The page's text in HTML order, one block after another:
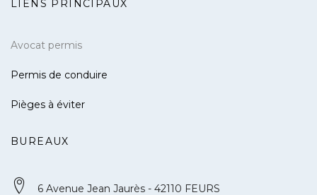
LIENS PRINCIPAUX
Avocat permis
Permis de conduire
Pièges à éviter
BUREAUX
6 Avenue Jean Jaurès - 42110 FEURS